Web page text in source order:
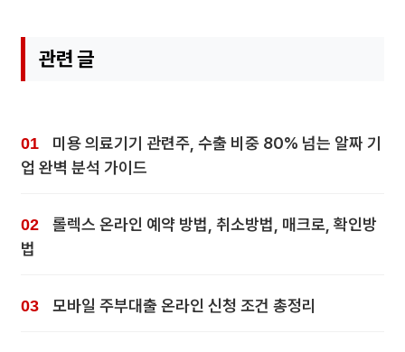
관련 글
미용 의료기기 관련주, 수출 비중 80% 넘는 알짜 기
업 완벽 분석 가이드
롤렉스 온라인 예약 방법, 취소방법, 매크로, 확인방
법
모바일 주부대출 온라인 신청 조건 총정리